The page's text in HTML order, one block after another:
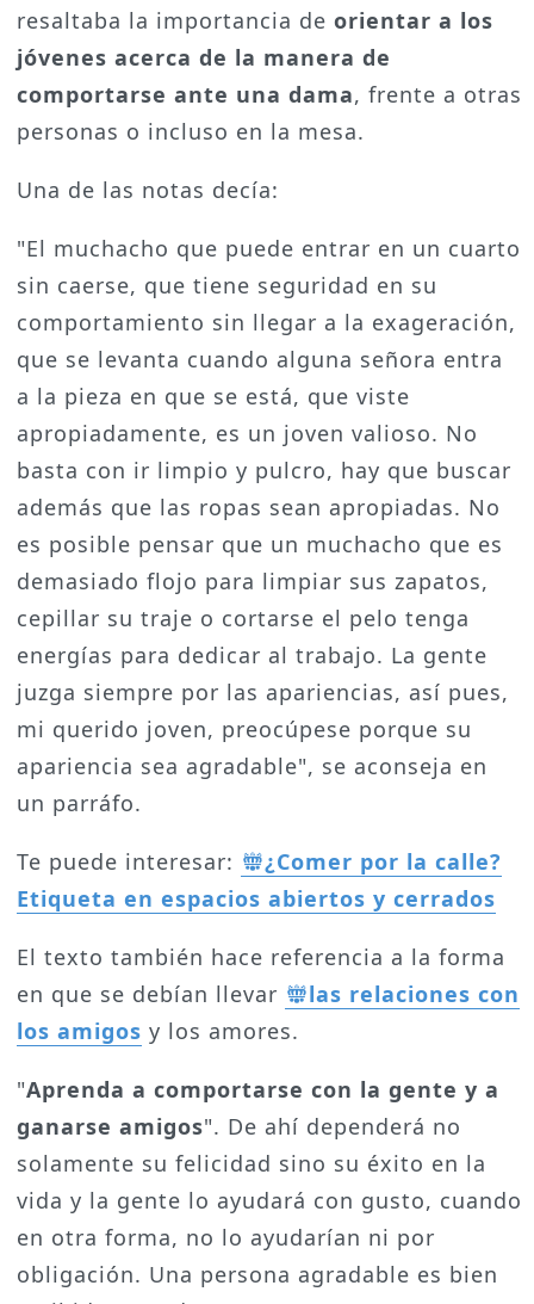
resaltaba la importancia de orientar a los
jóvenes acerca de la manera de
comportarse ante una dama, frente a otras
personas o incluso en la mesa.
Una de las notas decía:
"El muchacho que puede entrar en un cuarto
sin caerse, que tiene seguridad en su
comportamiento sin llegar a la exageración,
que se levanta cuando alguna señora entra
a la pieza en que se está, que viste
apropiadamente, es un joven valioso. No
basta con ir limpio y pulcro, hay que buscar
además que las ropas sean apropiadas. No
es posible pensar que un muchacho que es
demasiado flojo para limpiar sus zapatos,
cepillar su traje o cortarse el pelo tenga
energías para dedicar al trabajo. La gente
juzga siempre por las apariencias, así pues,
mi querido joven, preocúpese porque su
apariencia sea agradable", se aconseja en
un parráfo.
Te puede interesar:
¿Comer por la calle?
Etiqueta en espacios abiertos y cerrados
El texto también hace referencia a la forma
en que se debían llevar
las relaciones con
los amigos y los amores.
"Aprenda a comportarse con la gente y a
ganarse amigos". De ahí dependerá no
solamente su felicidad sino su éxito en la
vida y la gente lo ayudará con gusto, cuando
en otra forma, no lo ayudarían ni por
obligación. Una persona agradable es bien